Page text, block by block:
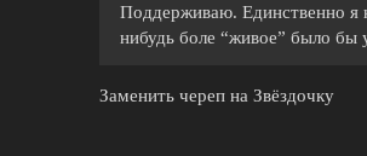
Поддерживаю. Единственно я
нибудь боле “живое” было бы
Заменить череп на Звёздочку